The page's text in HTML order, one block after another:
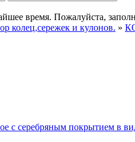
время. Пожалуйста,
колец,сережек и кулонов. »